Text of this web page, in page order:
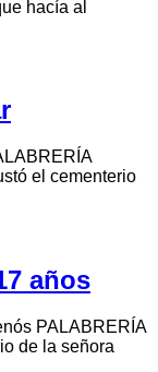
hacía al
el cementerio
años
PALABRERÍA
de la señora